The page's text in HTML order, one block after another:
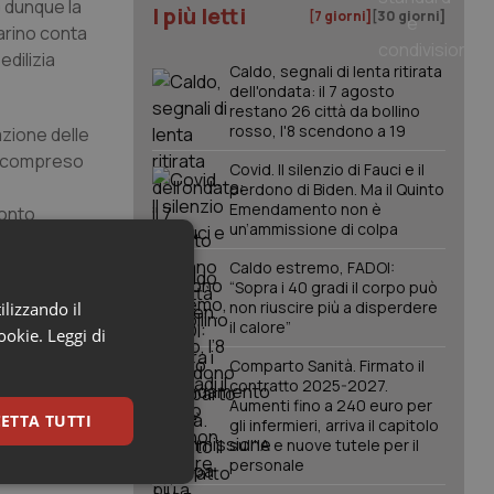
la
conta
delle
II livello,
sanitaria
I più letti [7 giorni] [30 giorni]
Caldo, segnali di lenta ritirata
dell'ondata: il 7 agosto
restano 26 città da bollino
rosso, l'8 scendono a 19
Covid. Il silenzio di Fauci e il
perdono di Biden. Ma il Quinto
Emendamento non è
un’ammissione di colpa
Caldo estremo, FADOI:
“Sopra i 40 gradi il corpo può
non riuscire più a disperdere
il calore”
Comparto Sanità. Firmato il
contratto 2025-2027.
Aumenti fino a 240 euro per
gli infermieri, arriva il capitolo
sull'IA e nuove tutele per il
personale
il
Leggi di
TUTTI